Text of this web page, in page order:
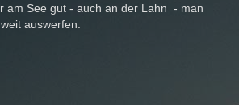
am See gut - auch an der Lahn - man
auswerfen.